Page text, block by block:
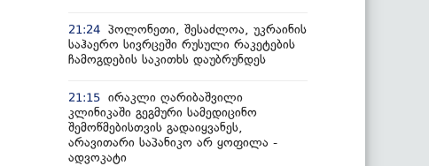
21:24 პოლონეთი, შესაძლოა, უკრაინის
საჰაერო სივრცეში რუსული რაკეტების
ჩამოგდების საკითხს დაუბრუნდეს
21:15 ირაკლი ღარიბაშვილი
კლინიკაში გეგმური სამედიცინო
შემოწმებისთვის გადაიყვანეს,
არავითარი საპანიკო არ ყოფილა -
ადვოკატი